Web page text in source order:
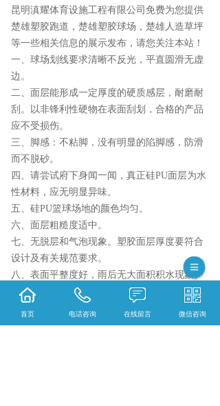
昆明滇耀体育设施工程有限公司免费为您提供
楚雄塑胶跑道 ，楚雄塑胶球场，楚雄人造草坪
等一些相关信息的展示发布，请您关注本站！
一、球场划线要求清晰不反光，平直圆滑无虚
边。
二、面层能形成一定厚度的硬质感层，耐磨耐
刮。以非锋利性硬物在表面刮划，合格的产品
应不受损伤。
三、脚感：不粘脚，没有明显的陷脚感，防滑
而不脱砂。
四、请尝试府下身闻一闻，真正硅PU面层为水
性材料，应无明显异味。
五、硅PU篮球场地的颜色均匀。
六、面层粗糙度适中。
七、无脱层和气泡现象。塑胶面层厚度要符合
设计及有关规范要求。
八、表面平整度好，雨后无大面积积水现象。
楚雄塑胶跑道哪家实惠？楚雄塑胶球场哪家
好？楚雄人造草坪怎么样？昆明滇耀体育设施
工程有限公司专业提供楚雄塑胶跑道,楚雄塑胶
首页 电话咨询 在线留言 微信咨询